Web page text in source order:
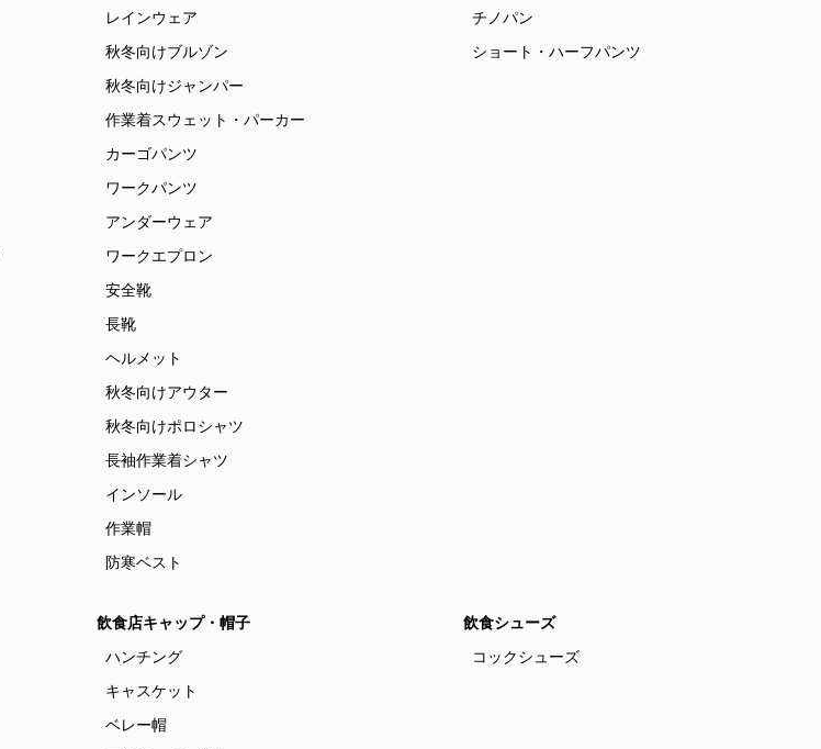
レインウェア
秋冬向けブルゾン
秋冬向けジャンパー
作業着スウェット・パーカー
カーゴパンツ
ワークパンツ
アンダーウェア
ワークエプロン
安全靴
長靴
ヘルメット
秋冬向けアウター
秋冬向けポロシャツ
長袖作業着シャツ
インソール
作業帽
防寒ベスト
チノパン
ショート・ハーフパンツ
飲食店キャップ・帽子
ハンチング
キャスケット
ベレー帽
飲食シューズ
コックシューズ